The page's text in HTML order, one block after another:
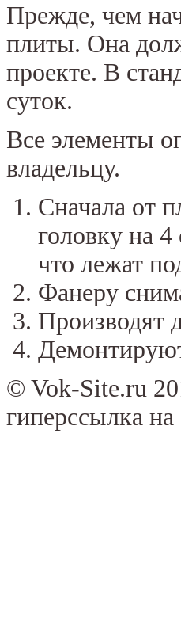
Прежде, чем
плиты. Она
проекте. В
суток.
Все элементы
владельцу.
Сначала от
головку на
что лежат
Фанеру
Производят
© Vok-Site.ru
гиперссылка на